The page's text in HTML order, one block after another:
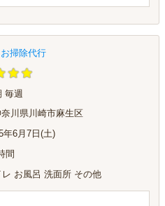
お掃除代行
毎週
奈川県川崎市麻生区
年6月7日(土)
間
レ お風呂 洗面所 その他